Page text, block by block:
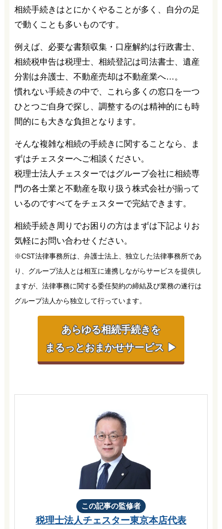
相続手続きはとにかくやることが多く、自分の足
で動くことも多いものです。
例えば、必要な書類収集・口座解約は行政書士、
相続税申告は税理士、相続登記は司法書士、遺産
分割は弁護士、不動産売却は不動産業へ…。
慣れない手続きの中で、これら多くの窓口を一つ
ひとつご自身で探し、調整するのは精神的にも時
間的にも大きな負担となります。
そんな複雑な相続の手続きに関することなら、ま
ずはチェスターへご相談ください。
税理士法人チェスターではグループ会社に相続専
門の各士業と不動産を取り扱う株式会社が揃って
いるのですべてをチェスターで完結できます。
相続手続き周りでお困りの方はまずは下記よりお
気軽にお問い合わせください。
※CST法律事務所は、弁護士法上、独立した法律事務所であ
り、グループ法人とは相互に連携しながらサービスを提供し
ますが、法律事務に関する委任契約の締結及び業務の遂行は
グループ法人から独立して行っています。
あらゆる相続手続きを
まるっとおまかせサービス ▶
この記事の監修者
税理士法人チェスター東京本店代表